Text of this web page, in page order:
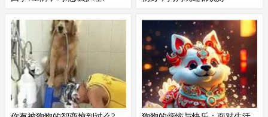
回事?生病了吗?怎么护理?
狗狗排尿时有血，可能是发情期带
来的假象，也可能是食物问题或泌
尿系统问题，不同的原因要采取不
同的措施处理。主人要引起重视，
并找到原因，帮助狗狗尽快恢复健
康。以下来详细说一下狗狗排尿有
伤身，狗狗玩过都说好
作为爱狗的人，我们希望狗狗能一
直陪伴到老。无论你是从狗狗幼时
开始，还是收养了一只老狗，在某
个时候你很可能会和一只老狗生活
在一起。随着我们的狗变老，它们
的身体和思想开始改变。它们四处